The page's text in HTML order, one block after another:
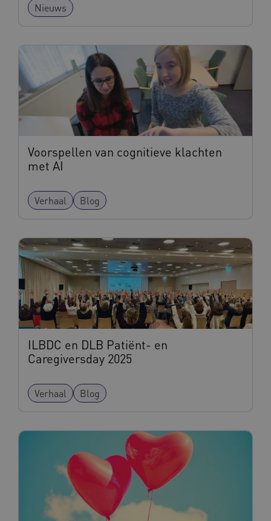
Nieuws
Voorspellen van cognitieve klachten
met AI
Verhaal Blog
ILBDC en DLB Patiënt- en
Caregiversday 2025
Verhaal Blog